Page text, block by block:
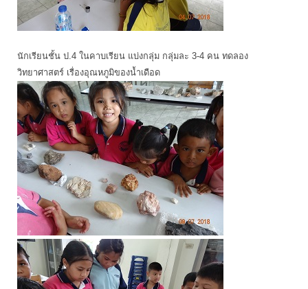
นักเรียนชั้น ป.4 ในคาบเรียน แบ่งกลุ่ม กลุ่มละ 3-4 คน ทดลอง
วิทยาศาสตร์ เรื่องอุณหภูมิของน้ำเดือด